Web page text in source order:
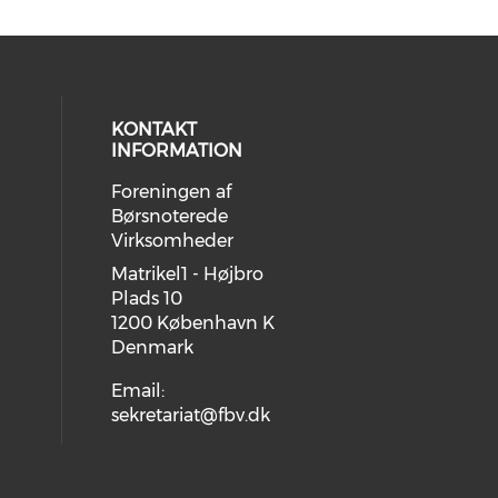
media on linkedin (opens in a
KONTAKT
INFORMATION
Foreningen af
Børsnoterede
Virksomheder
Matrikel1 - Højbro
Plads 10
1200 København K
Denmark
Email:
sekretariat@fbv.dk